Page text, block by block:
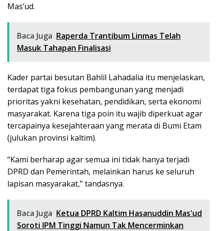
Mas’ud.
Baca Juga Raperda Trantibum Linmas Telah
Masuk Tahapan Finalisasi
Kader partai besutan Bahlil Lahadalia itu menjelaskan,
terdapat tiga fokus pembangunan yang menjadi
prioritas yakni kesehatan, pendidikan, serta ekonomi
masyarakat. Karena tiga poin itu wajib diperkuat agar
tercapainya kesejahteraan yang merata di Bumi Etam
(julukan provinsi kaltim).
“Kami berharap agar semua ini tidak hanya terjadi
DPRD dan Pemerintah, melainkan harus ke seluruh
lapisan masyarakat,” tandasnya.
Baca Juga Ketua DPRD Kaltim Hasanuddin Mas'ud
Soroti IPM Tinggi Namun Tak Mencerminkan